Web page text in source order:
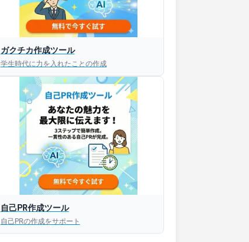
ガクチカ作成ツール
学生時代に力を入れたことの作成
自己PR作成ツール
自己PRの作成をサポート